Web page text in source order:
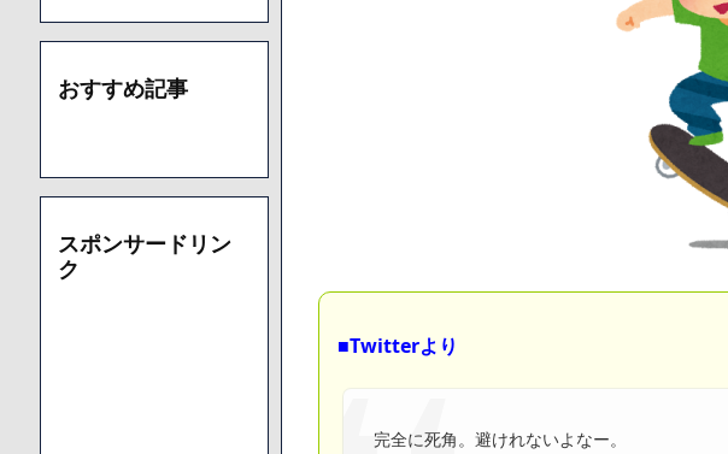
■Twitterより
完全に死角。避けれないよなー。
おすすめ記事
スポンサードリン
ク